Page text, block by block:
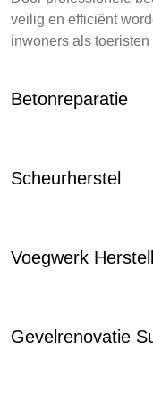
veilig en efficiënt
inwoners als toeristen
Betonreparatie
Scheurherstel
Voegwerk
Gevelrenovatie